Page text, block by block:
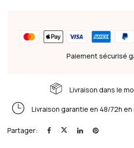
Paiement sécurisé
Livraison dans le
Livraison garantie en 48/72h
Partager: